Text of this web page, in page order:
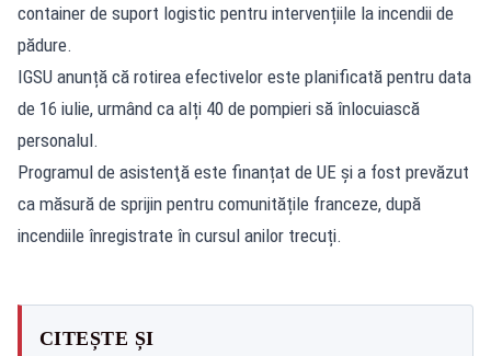
container de suport logistic pentru intervențiile la incendii de
pădure.
IGSU anunță că rotirea efectivelor este planificată pentru data
de 16 iulie, urmând ca alți 40 de pompieri să înlocuiască
personalul.
Programul de asistenţă este finanțat de UE și a fost prevăzut
ca măsură de sprijin pentru comunitățile franceze, după
incendiile înregistrate în cursul anilor trecuți.
CITEȘTE ȘI